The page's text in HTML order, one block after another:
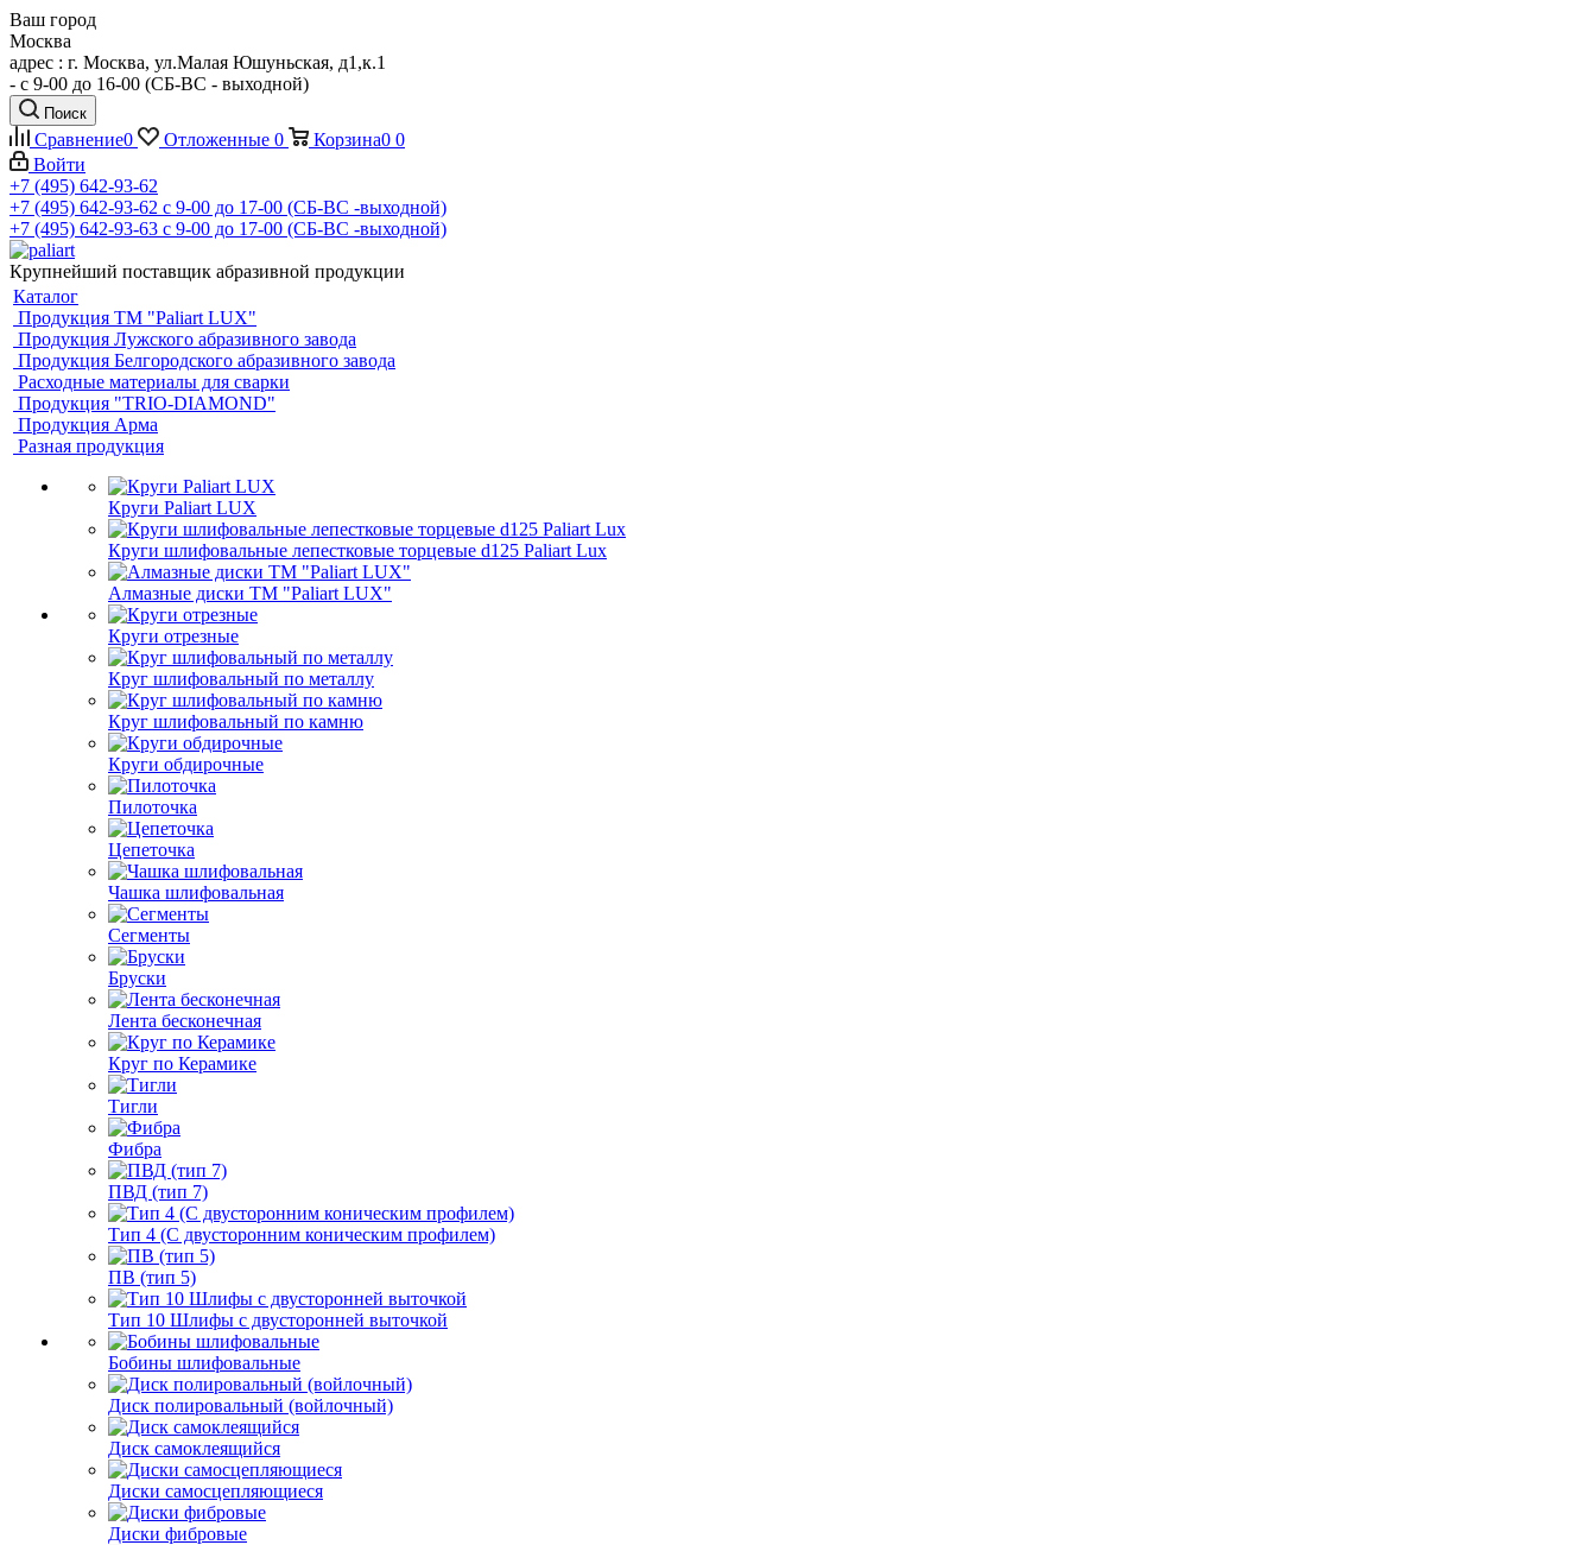
Ваш город
Москва
адрес : г. Москва, ул.Малая Юшуньская, д1,к.1
- c 9-00 до 16-00 (СБ-ВС - выходной)
Поиск
Сравнение0 Отложенные 0 Корзина0 0
Войти
+7 (495) 642-93-62
+7 (495) 642-93-62 c 9-00 до 17-00 (СБ-ВС -выходной)
+7 (495) 642-93-63 c 9-00 до 17-00 (СБ-ВС -выходной)
Крупнейший поставщик абразивной продукции
Каталог
Продукция ТМ "Paliart LUX"
Продукция Лужского абразивного завода
Продукция Белгородского абразивного завода
Расходные материалы для сварки
Продукция "TRIO-DIAMOND"
Продукция Арма
Разная продукция
Круги Paliart LUX
Круги шлифовальные лепестковые торцевые d125 Paliart Lux
Алмазные диски ТМ "Paliart LUX"
Круги отрезные
Круг шлифовальный по металлу
Круг шлифовальный по камню
Круги обдирочные
Пилоточка
Цепеточка
Чашка шлифовальная
Сегменты
Бруски
Лента бесконечная
Круг по Керамике
Тигли
Фибра
ПВД (тип 7)
Тип 4 (С двусторонним коническим профилем)
ПВ (тип 5)
Тип 10 Шлифы с двусторонней выточкой
Бобины шлифовальные
Диск полировальный (войлочный)
Диск самоклеящийся
Диски самосцепляющиеся
Диски фибровые